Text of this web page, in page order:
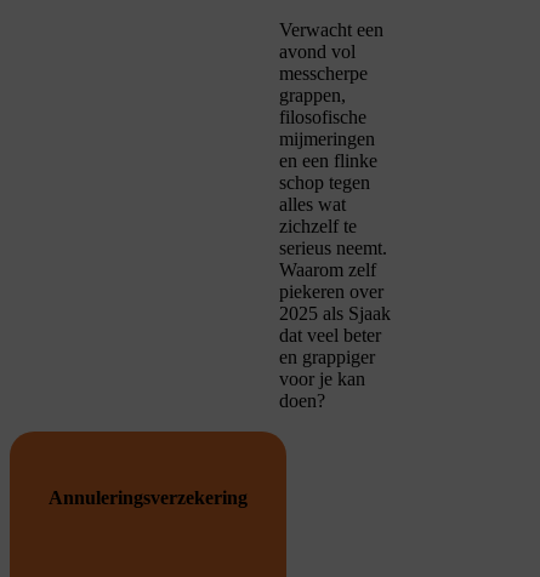
Verwacht een
avond vol
messcherpe
grappen,
filosofische
mijmeringen
en een flinke
schop tegen
alles wat
zichzelf te
serieus neemt.
Waarom zelf
piekeren over
2025 als Sjaak
dat veel beter
en grappiger
voor je kan
doen?
Annuleringsverzekering